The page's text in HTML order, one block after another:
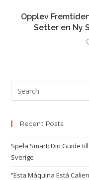
Opplev
Setter en Ny
Recent Posts
Spela Smart: Din Guide
Sverige
“Esta Máquina Está